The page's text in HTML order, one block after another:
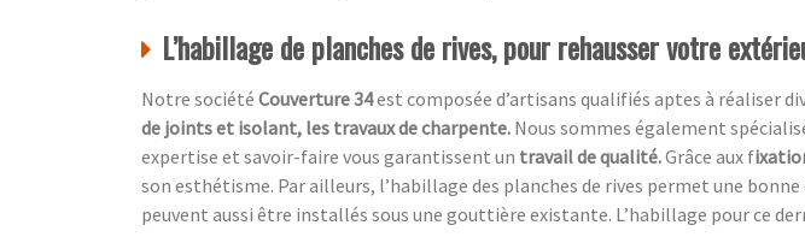
L’habillage de planches de rives, pour rehausser votre
Notre société Couverture 34est composée d’artisans qualifiés aptes à réaliser
de joints et isolant, les travaux de charpente. Nous sommes également
expertise et savoir-faire vous garantissent un travail de qualité.Grâce aux f
son esthétisme. Par ailleurs, l’habillage des planches de rives permet une bonne
peuvent aussi être installés sous une gouttière existante. L’habillage pour ce